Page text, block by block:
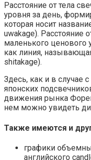
Расстояние от тела
уровня за день,
которая носит
uwakage). Расстояние
маленького ценового
как линия,
shitakage).
Здесь, как и в случае
японских
движения рынка
нем можно увидеть
Также имеются и
графики
английского